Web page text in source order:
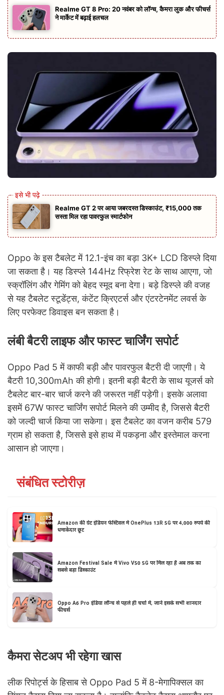
Realme GT 8 Pro: 20 नवंबर को लॉन्च, कैमरा लुक और फीचर्स
ने मार्केट में बढ़ाई हलचल
Realme GT 2 पर आया जबरदस्त डिस्काउंट, ₹15,000 तक
सस्ता मिल रहा पावरफुल स्मार्टफोन
Oppo के इस टैबलेट में 12.1-इंच का बड़ा 3K+ LCD डिस्प्ले दिया
जा सकता है। यह डिस्प्ले 144Hz रिफ्रेश रेट के साथ आएगा, जो
स्क्रॉलिंग और गेमिंग को बेहद स्मूद बना देगा। बड़े डिस्प्ले की वजह
से यह टैबलेट स्टूडेंट्स, कंटेंट क्रिएटर्स और एंटरटेनमेंट लवर्स के
लिए परफेक्ट डिवाइस बन सकता है।
लंबी बैटरी लाइफ और फास्ट चार्जिंग सपोर्ट
Oppo Pad 5 में काफी बड़ी और पावरफुल बैटरी दी जाएगी। ये
बैटरी 10,300mAh की होगी। इतनी बड़ी बैटरी के साथ यूजर्स को
टैबलेट बार-बार चार्ज करने की जरूरत नहीं पड़ेगी। इसके अलावा
इसमें 67W फास्ट चार्जिंग सपोर्ट मिलने की उम्मीद है, जिससे बैटरी
को जल्दी चार्ज किया जा सकेगा। इस टैबलेट का वजन करीब 579
ग्राम हो सकता है, जिससे इसे हाथ में पकड़ना और इस्तेमाल करना
आसान हो जाएगा।
संबंधित स्टोरीज़
Amazon की ग्रेट इंडियन फेस्टिवल में OnePlus 13R 5G पर 4,000 रुपये की
धमाकेदार छूट
Amazon Festival Sale में Vivo V50 5G पर मिल रहा है अब तक का
सबसे बड़ा डिस्काउंट
Oppo A6 Pro इंडिया लॉन्च से पहले ही चर्चा में, जानें इसके सभी शानदार
फीचर्स
कैमरा सेटअप भी रहेगा खास
लीक रिपोर्ट्स के हिसाब से Oppo Pad 5 में 8-मेगापिक्सल का